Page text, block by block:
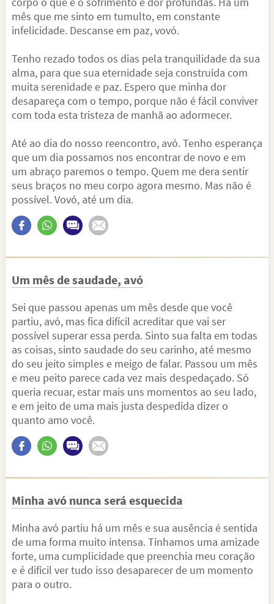
mês que me sinto em tumulto, em constante
infelicidade. Descanse em paz, vovó.
Tenho rezado todos os dias pela tranquilidade da sua
alma, para que sua eternidade seja construída com
muita serenidade e paz. Espero que minha dor
desapareça com o tempo, porque não é fácil conviver
com toda esta tristeza de manhã ao adormecer.
Até ao dia do nosso reencontro, avó. Tenho esperança
que um dia possamos nos encontrar de novo e em
um abraço paremos o tempo. Quem me dera sentir
seus braços no meu corpo agora mesmo. Mas não é
possível. Vovó, até um dia.
Um mês de saudade, avó
Sei que passou apenas um mês desde que você
partiu, avó, mas fica difícil acreditar que vai ser
possível superar essa perda. Sinto sua falta em todas
as coisas, sinto saudade do seu carinho, até mesmo
do seu jeito simples e meigo de falar. Passou um mês
e meu peito parece cada vez mais despedaçado. Só
queria recuar, estar mais uns momentos ao seu lado,
e em jeito de uma mais justa despedida dizer o
quanto amo você.
Minha avó nunca será esquecida
Minha avó partiu há um mês e sua ausência é sentida
de uma forma muito intensa. Tínhamos uma amizade
forte, uma cumplicidade que preenchia meu coração
e é difícil ver tudo isso desaparecer de um momento
para o outro.